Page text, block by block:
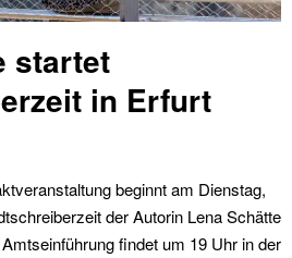
startet
in Erfurt
beginnt am Dienstag,
der Autorin Lena Schätte
findet um 19 Uhr in der